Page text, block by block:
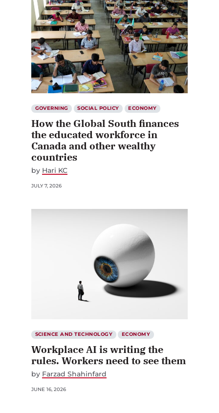
GOVERNING SOCIAL POLICY ECONOMY
How the Global South finances
the educated workforce in
Canada and other wealthy
countries
by Hari KC
JULY 7, 2026
SCIENCE AND TECHNOLOGY ECONOMY
Workplace AI is writing the
rules. Workers need to see them
by Farzad Shahinfard
JUNE 16, 2026